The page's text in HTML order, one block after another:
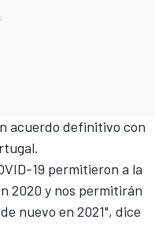
acuerdo definitivo con
19 permitieron a la
2020 y nos permitirán
nuevo en 2021", dice